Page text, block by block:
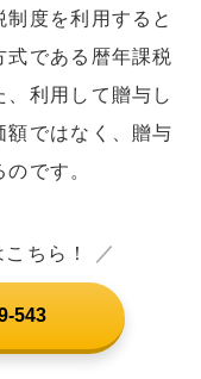
度を利用すると
式である暦年課税
利用して贈与し
額ではなく、贈与
です。
ちら！ ／
543